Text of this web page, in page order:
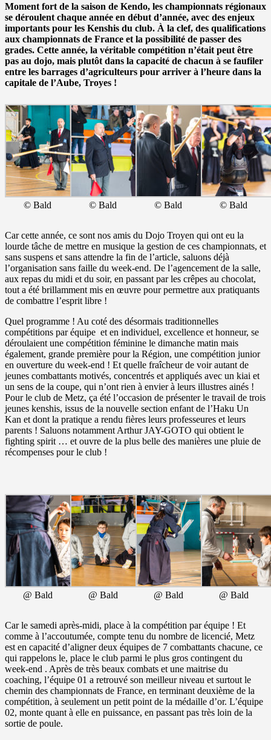
Moment fort de la saison de Kendo, les championnats régionaux
se déroulent chaque année en début d’année, avec des enjeux
importants pour les Kenshis du club. À la clef, des qualifications
aux championnats de France et la possibilité de passer des
grades. Cette année, la véritable compétition n’était peut être
pas au dojo, mais plutôt dans la capacité de chacun à se faufiler
entre les barrages d’agriculteurs pour arriver à l’heure dans la
capitale de l’Aube, Troyes !
© Bald © Bald © Bald © Bald
Car cette année, ce sont nos amis du Dojo Troyen qui ont eu la
lourde tâche de mettre en musique la gestion de ces championnats, et
sans suspens et sans attendre la fin de l’article, saluons déjà
l’organisation sans faille du week-end. De l’agencement de la salle,
aux repas du midi et du soir, en passant par les crêpes au chocolat,
tout a été brillamment mis en œuvre pour permettre aux pratiquants
de combattre l’esprit libre !
Quel programme ! Au coté des désormais traditionnelles
compétitions par équipe et en individuel, excellence et honneur, se
déroulaient une compétition féminine le dimanche matin mais
également, grande première pour la Région, une compétition junior
en ouverture du week-end ! Et quelle fraîcheur de voir autant de
jeunes combattants motivés, concentrés et appliqués avec un kiai et
un sens de la coupe, qui n’ont rien à envier à leurs illustres ainés !
Pour le club de Metz, ça été l’occasion de présenter le travail de trois
jeunes kenshis, issus de la nouvelle section enfant de l’Haku Un
Kan et dont la pratique a rendu fières leurs professeures et leurs
parents ! Saluons notamment Arthur JAY-GOTO qui obtient le
fighting spirit … et ouvre de la plus belle des manières une pluie de
récompenses pour le club !
@ Bald @ Bald @ Bald @ Bald
Car le samedi après-midi, place à la compétition par équipe ! Et
comme à l’accoutumée, compte tenu du nombre de licencié, Metz
est en capacité d’aligner deux équipes de 7 combattants chacune, ce
qui rappelons le, place le club parmi le plus gros contingent du
week-end . Après de très beaux combats et une maitrise du
coaching, l’équipe 01 a retrouvé son meilleur niveau et surtout le
chemin des championnats de France, en terminant deuxième de la
compétition, à seulement un petit point de la médaille d’or. L’équipe
02, monte quant à elle en puissance, en passant pas très loin de la
sortie de poule.